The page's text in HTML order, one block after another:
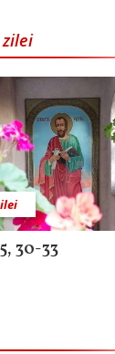
30-33